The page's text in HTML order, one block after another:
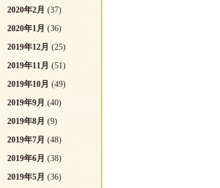
2020年2月 (37)
2020年1月 (36)
2019年12月 (25)
2019年11月 (51)
2019年10月 (49)
2019年9月 (40)
2019年8月 (9)
2019年7月 (48)
2019年6月 (38)
2019年5月 (36)